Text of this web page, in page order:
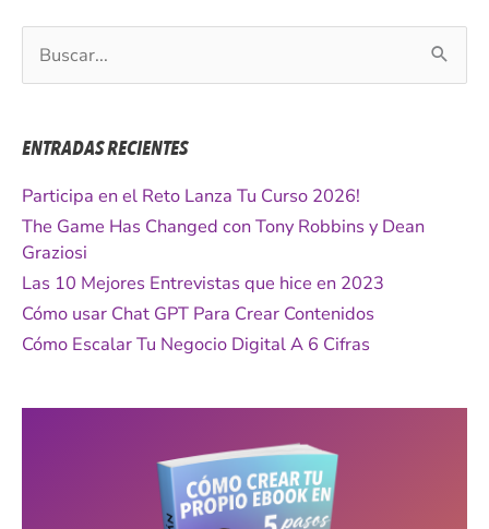
u
a
r
o
r
:
ENTRADAS RECIENTES
Participa en el Reto Lanza Tu Curso 2026!
The Game Has Changed con Tony Robbins y Dean
Graziosi
Las 10 Mejores Entrevistas que hice en 2023
Cómo usar Chat GPT Para Crear Contenidos
Cómo Escalar Tu Negocio Digital A 6 Cifras